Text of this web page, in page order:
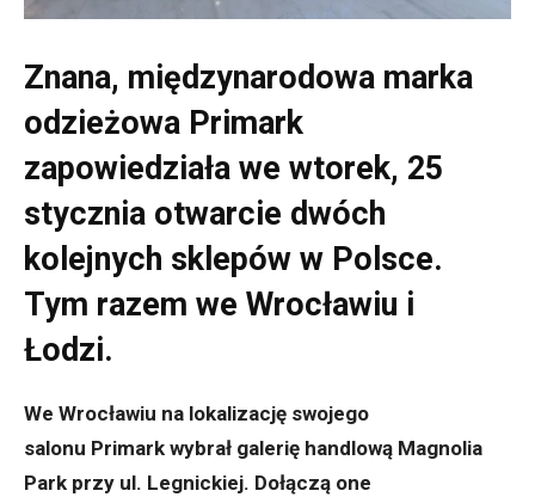
Znana, międzynarodowa marka
odzieżowa Primark
zapowiedziała we wtorek, 25
stycznia otwarcie dwóch
kolejnych sklepów w Polsce.
Tym razem we Wrocławiu i
Łodzi.
We Wrocławiu na lokalizację swojego
salonu Primark wybrał galerię handlową Magnolia
Park przy ul. Legnickiej. Dołączą one